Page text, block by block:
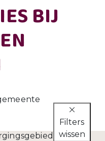
BIJ
Filters
wissen